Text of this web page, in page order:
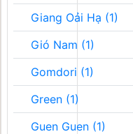
Giang Oải Hạ (1)
Gió Nam (1)
Gomdori (1)
Green (1)
Guen Guen (1)